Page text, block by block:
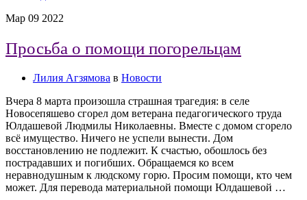
Мар 09 2022
Просьба о помощи погорельцам
Лилия Агзямова в Новости
Вчера 8 марта произошла страшная трагедия: в селе
Новосепяшево сгорел дом ветерана педагогического труда
Юлдашевой Людмилы Николаевны. Вместе с домом сгорело
всё имущество. Ничего не успели вынести. Дом
восстановлению не подлежит. К счастью, обошлось без
пострадавших и погибших. Обращаемся ко всем
неравнодушным к людскому горю. Просим помощи, кто чем
может. Для перевода материальной помощи Юлдашевой …